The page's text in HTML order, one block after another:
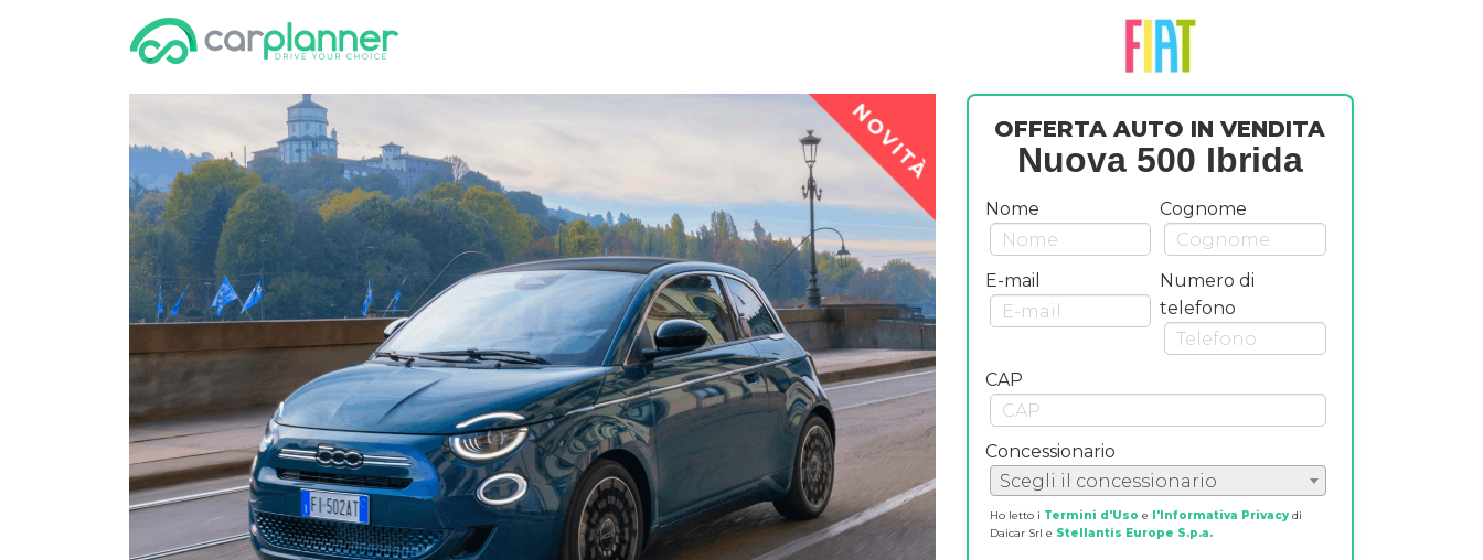
OFFERTA AUTO IN VENDITA
Nuova 500 Ibrida
Nome Cognome
E-mail
Numero di
telefono
CAP
Concessionario
Scegli il concessionario
Ho letto i Termini d'Uso e l'Informativa Privacydi
Daicar Srl e Stellantis Europe S.p.a.